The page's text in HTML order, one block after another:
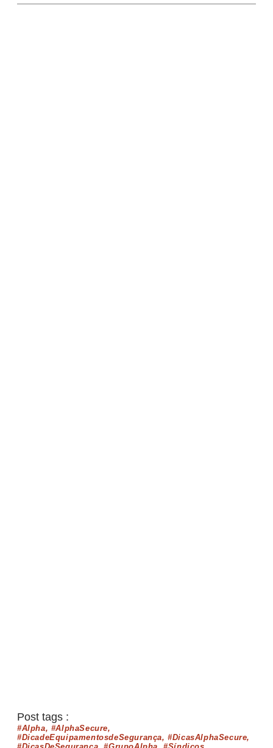
Post tags :
#Alpha, #AlphaSecure,
#DicadeEquipamentosdeSegurança,#DicasAlphaSecure,